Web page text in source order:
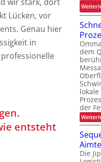
Lücken, vor
Genau hier
in
entsteht
dem
lokale
der
Die